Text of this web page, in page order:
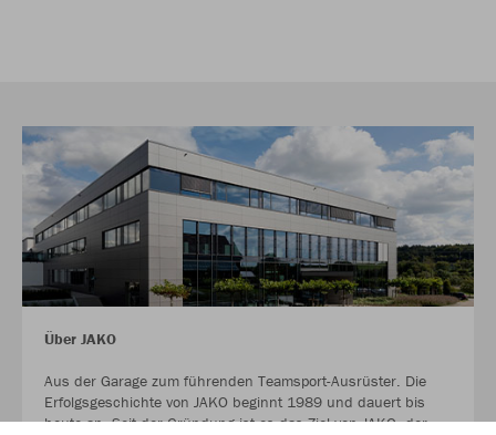
Über JAKO
Aus der Garage zum führenden Teamsport-Ausrüster. Die
Erfolgsgeschichte von JAKO beginnt 1989 und dauert bis
heute an. Seit der Gründung ist es das Ziel von JAKO, der